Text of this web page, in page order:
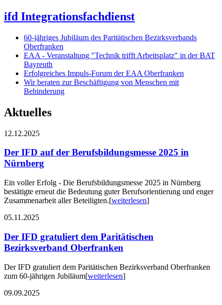
ifd Integrationsfachdienst
60-jähriges Jubiläum des Paritätischen Bezirksverbands
Oberfranken
EAA - Veranstaltung "Technik trifft Arbeitsplatz" in der BAT
Bayreuth
Erfolgreiches Impuls-Forum der EAA Oberfranken
Wir beraten zur Beschäftigung von Menschen mit
Behinderung
Aktuelles
12.12.2025
Der IFD auf der Berufsbildungsmesse 2025 in
Nürnberg
Ein voller Erfolg - Die Berufsbildungsmesse 2025 in Nürnberg
bestätigte erneut die Bedeutung guter Berufsorientierung und enger
Zusammenarbeit aller Beteiligten.[weiterlesen]
05.11.2025
Der IFD gratuliert dem Paritätischen
Bezirksverband Oberfranken
Der IFD gratuliert dem Paritätischen Bezirksverband Oberfranken
zum 60-jährigen Jubiläum[weiterlesen]
09.09.2025